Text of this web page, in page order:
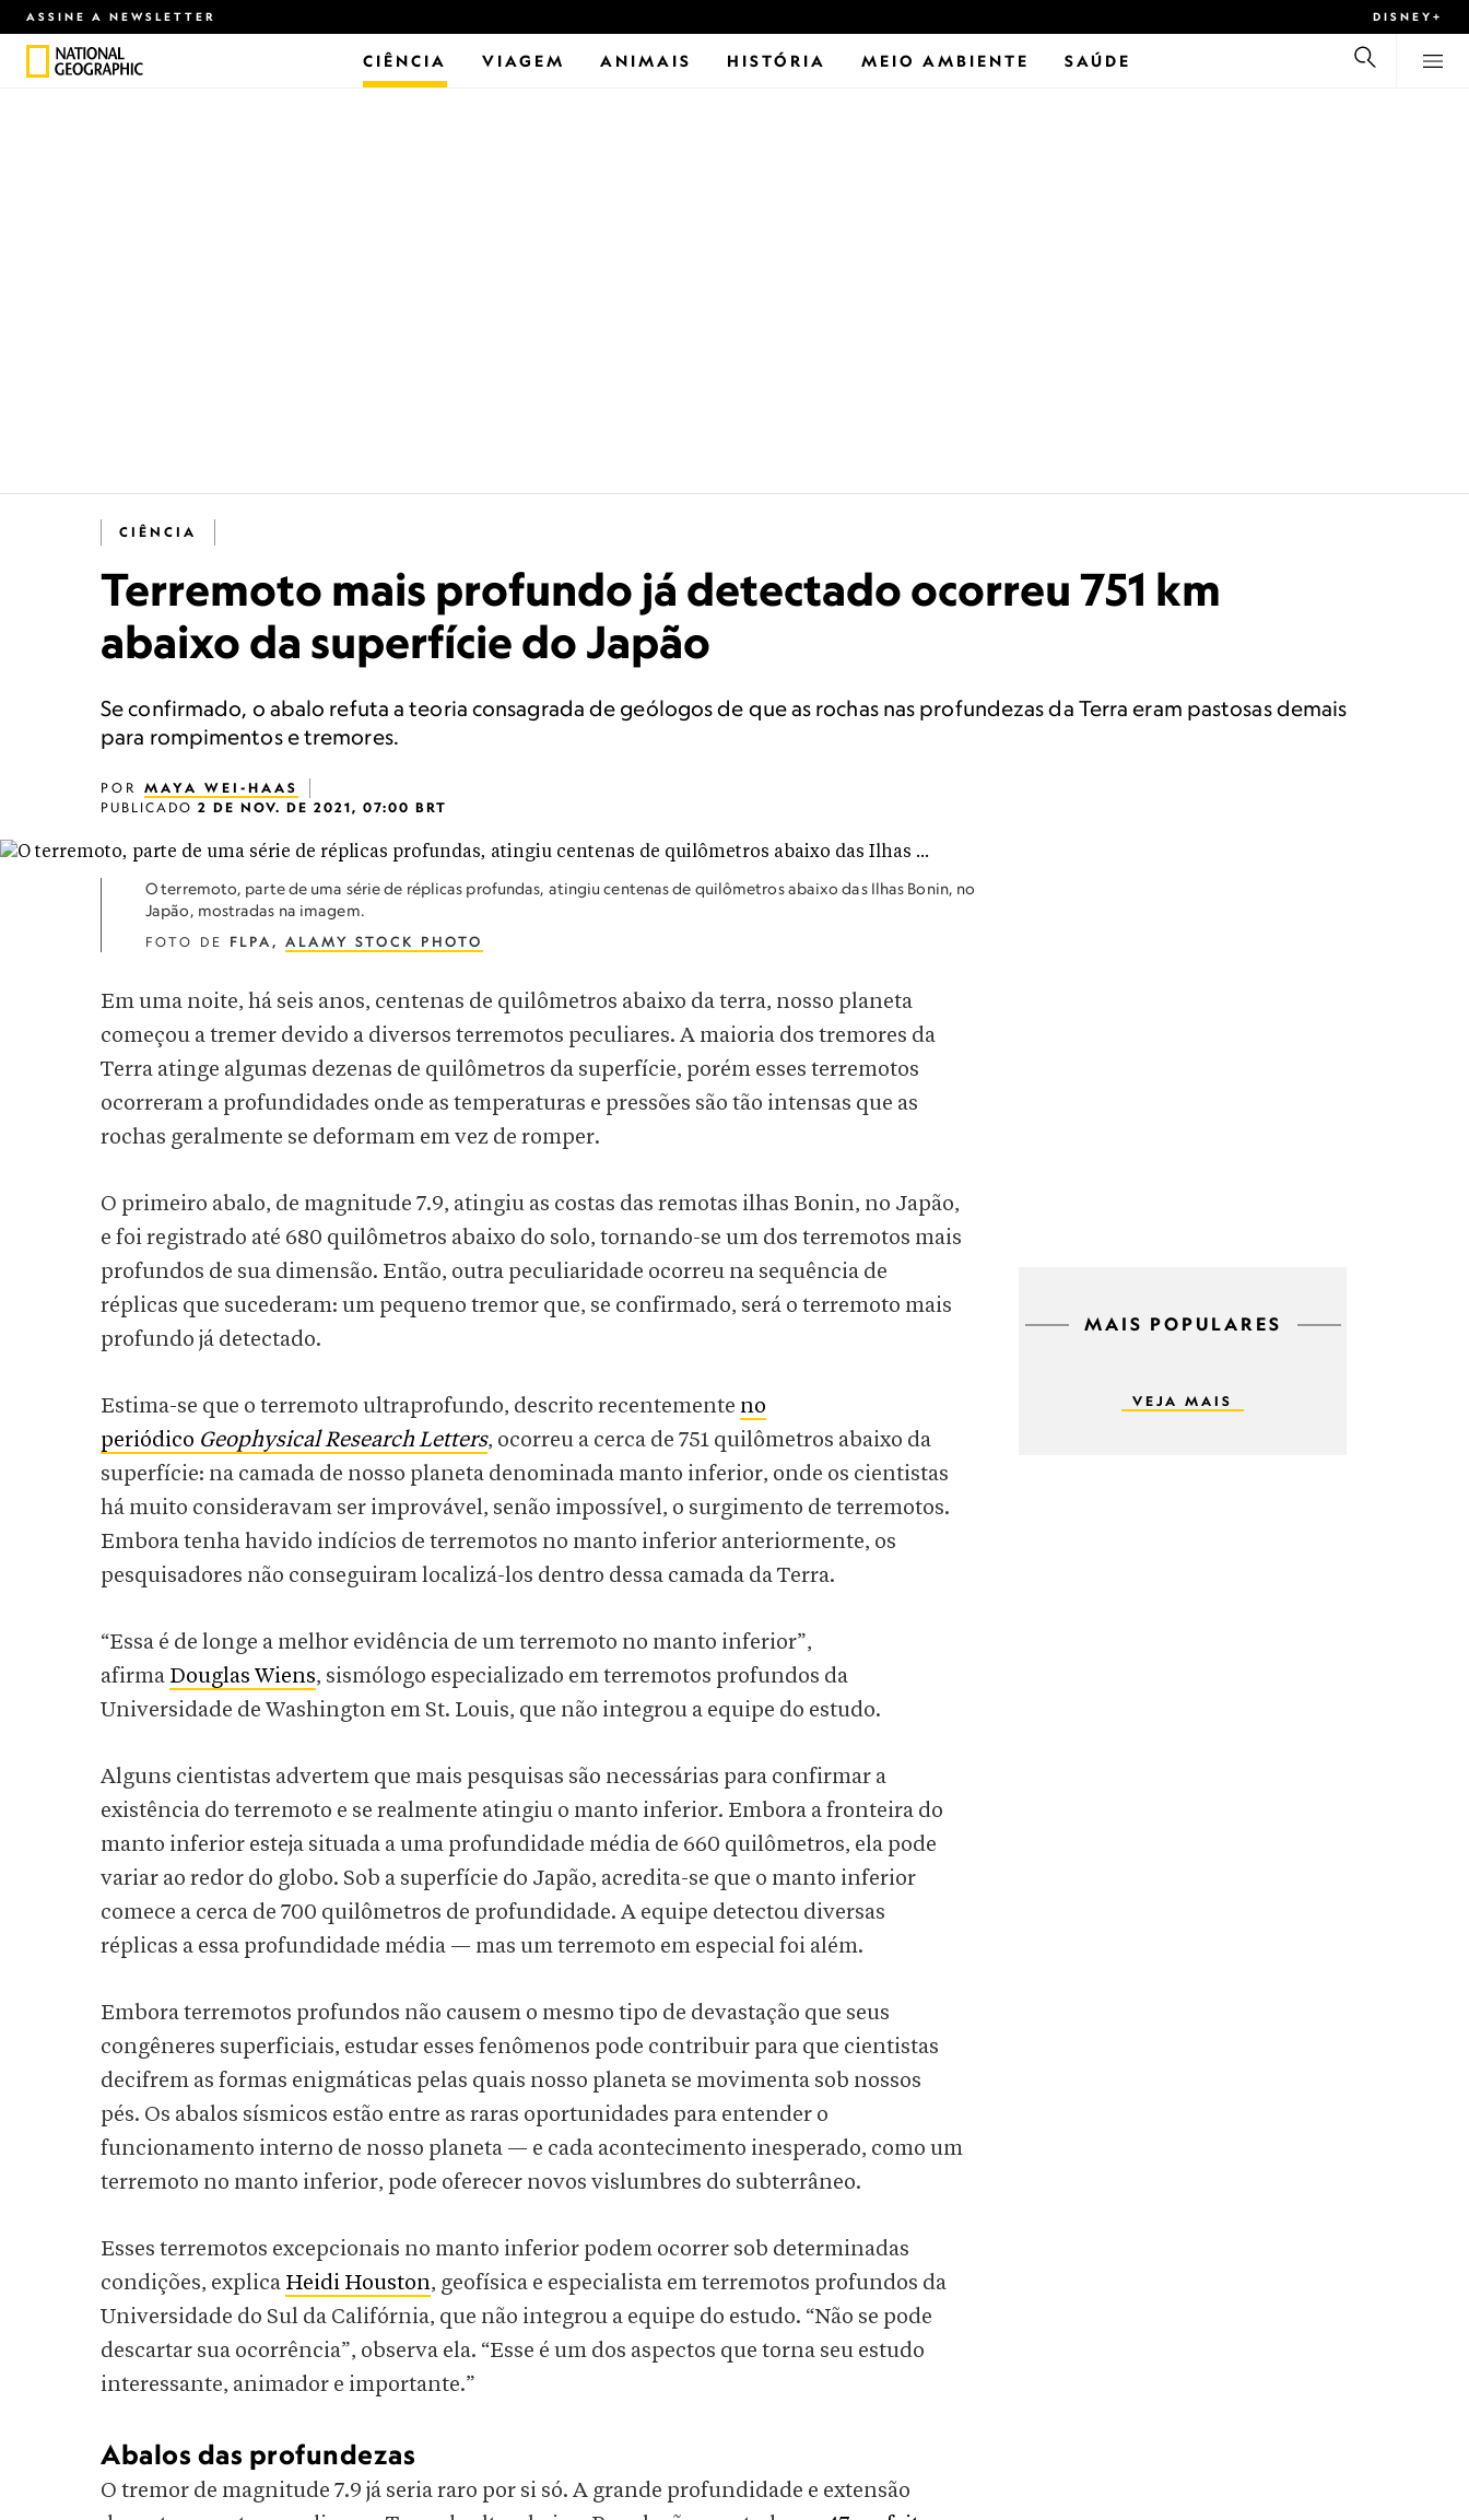
ASSINE A NEWSLETTER DISNEY+
CIÊNCIA VIAGEM ANIMAIS HISTÓRIA MEIO AMBIENTE SAÚDE
CIÊNCIA
Terremoto mais profundo já detectado ocorreu 751 km
abaixo da superfície do Japão
Se confirmado, o abalo refuta a teoria consagrada de geólogos de que as rochas nas profundezas da Terra eram pastosas demais
para rompimentos e tremores.
POR MAYA WEI-HAAS
PUBLICADO 2 DE NOV. DE 2021, 07:00 BRT
O terremoto, parte de uma série de réplicas profundas, atingiu centenas de quilômetros abaixo das Ilhas Bonin, no
Japão, mostradas na imagem.
FOTO DE FLPA, ALAMY STOCK PHOTO
Em uma noite, há seis anos, centenas de quilômetros abaixo da terra, nosso planeta
começou a tremer devido a diversos terremotos peculiares. A maioria dos tremores da
Terra atinge algumas dezenas de quilômetros da superfície, porém esses terremotos
ocorreram a profundidades onde as temperaturas e pressões são tão intensas que as
rochas geralmente se deformam em vez de romper.
O primeiro abalo, de magnitude 7.9, atingiu as costas das remotas ilhas Bonin, no Japão,
e foi registrado até 680 quilômetros abaixo do solo, tornando-se um dos terremotos mais
profundos de sua dimensão. Então, outra peculiaridade ocorreu na sequência de
réplicas que sucederam: um pequeno tremor que, se confirmado, será o terremoto mais
profundo já detectado.
Estima-se que o terremoto ultraprofundo, descrito recentemente no
periódico Geophysical Research Letters, ocorreu a cerca de 751 quilômetros abaixo da
superfície: na camada de nosso planeta denominada manto inferior, onde os cientistas
há muito consideravam ser improvável, senão impossível, o surgimento de terremotos.
Embora tenha havido indícios de terremotos no manto inferior anteriormente, os
pesquisadores não conseguiram localizá-los dentro dessa camada da Terra.
“Essa é de longe a melhor evidência de um terremoto no manto inferior”,
afirma Douglas Wiens, sismólogo especializado em terremotos profundos da
Universidade de Washington em St. Louis, que não integrou a equipe do estudo.
Alguns cientistas advertem que mais pesquisas são necessárias para confirmar a
existência do terremoto e se realmente atingiu o manto inferior. Embora a fronteira do
manto inferior esteja situada a uma profundidade média de 660 quilômetros, ela pode
variar ao redor do globo. Sob a superfície do Japão, acredita-se que o manto inferior
comece a cerca de 700 quilômetros de profundidade. A equipe detectou diversas
réplicas a essa profundidade média — mas um terremoto em especial foi além.
Embora terremotos profundos não causem o mesmo tipo de devastação que seus
congêneres superficiais, estudar esses fenômenos pode contribuir para que cientistas
decifrem as formas enigmáticas pelas quais nosso planeta se movimenta sob nossos
pés. Os abalos sísmicos estão entre as raras oportunidades para entender o
funcionamento interno de nosso planeta — e cada acontecimento inesperado, como um
terremoto no manto inferior, pode oferecer novos vislumbres do subterrâneo.
Esses terremotos excepcionais no manto inferior podem ocorrer sob determinadas
condições, explica Heidi Houston, geofísica e especialista em terremotos profundos da
Universidade do Sul da Califórnia, que não integrou a equipe do estudo. “Não se pode
descartar sua ocorrência”, observa ela. “Esse é um dos aspectos que torna seu estudo
interessante, animador e importante.”
Abalos das profundezas
O tremor de magnitude 7.9 já seria raro por si só. A grande profundidade e extensão
MAIS POPULARES
VEJA MAIS